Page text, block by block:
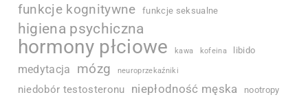
funkcje kognitywne funkcje seksualne
higiena psychiczna
hormony płciowe kawa kofeina libido
medytacja mózg neuroprzekaźniki
niedobór testosteronu niepłodność męska nootropy